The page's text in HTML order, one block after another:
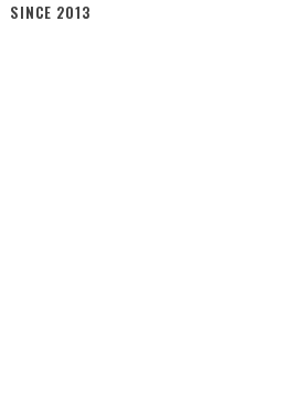
SINCE 2013